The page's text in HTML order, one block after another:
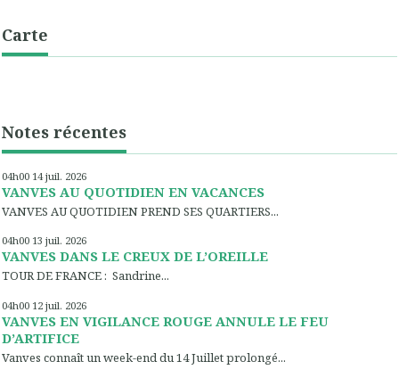
Carte
Notes récentes
04h00 14 juil. 2026
VANVES AU QUOTIDIEN EN VACANCES
VANVES AU QUOTIDIEN PREND SES QUARTIERS...
04h00 13 juil. 2026
VANVES DANS LE CREUX DE L’OREILLE
TOUR DE FRANCE : Sandrine...
04h00 12 juil. 2026
VANVES EN VIGILANCE ROUGE ANNULE LE FEU
D’ARTIFICE
Vanves connaît un week-end du 14 Juillet prolongé...